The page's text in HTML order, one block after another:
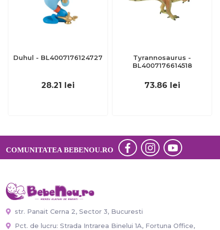
Duhul - BL4007176124727
28.21 lei
Tyrannosaurus -
BL4007176614518
73.86 lei
COMUNITATEA BEBENOU.RO
str. Panait Cerna 2, Sector 3, Bucuresti
Pct. de lucru: Strada Intrarea Binelui 1A, Fortuna Office,